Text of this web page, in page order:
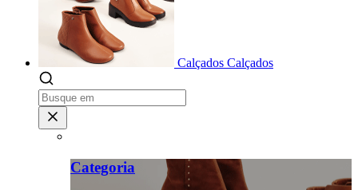
Calçados Calçados
Categoria